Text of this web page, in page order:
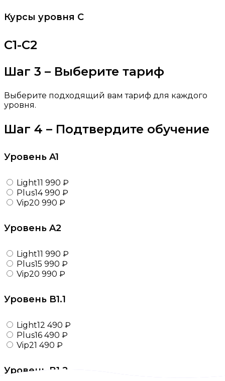
Курсы уровня C
C1-C2
Шаг 3 – Выберите тариф
Выберите подходящий вам тариф для каждого
уровня.
Шаг 4 – Подтвердите обучение
Уровень A1
Light11 990 ₽
Plus14 990 ₽
Vip20 990 ₽
Уровень A2
Light11 990 ₽
Plus15 990 ₽
Vip20 990 ₽
Уровень B1.1
Light12 490 ₽
Plus16 490 ₽
Vip21 490 ₽
Уровень B1.2